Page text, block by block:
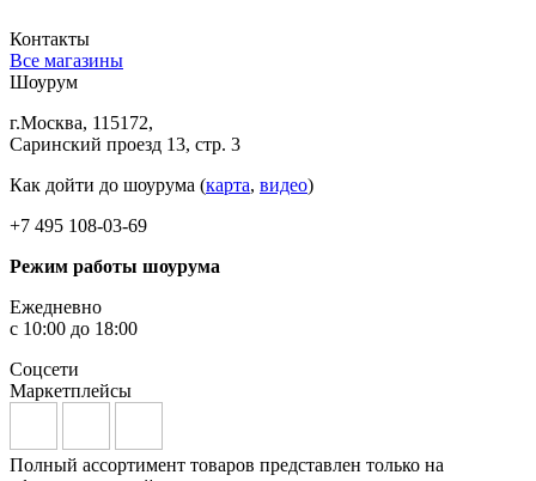
Контакты
Все магазины
Шоурум
г.Москва, 115172,
Саринский проезд 13, стр. 3
Как дойти до шоурума (карта, видео)
+7 495 108-03-69
Режим работы шоурума
Ежедневно
с 10:00 до 18:00
Соцсети
Маркетплейсы
Полный ассортимент товаров представлен только на